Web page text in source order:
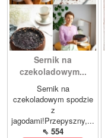
Sernik na
czekoladowym...
Sernik na
czekoladowym spodzie
z
jagodami!Przepyszny,...
⇖ 554